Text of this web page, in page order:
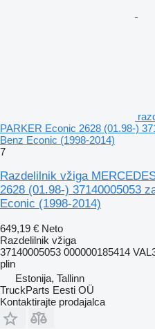
PARKER Econic 2628 (01.98-)
Benz Econic (1998-2014)
7
Razdelilnik vžiga
2628 (01.98-) 37140005053
Econic (1998-2014)
649,19 € Neto
Razdelilnik vžiga
37140005053 000000185414
plin
Estonija, Tallinn
TruckParts Eesti OÜ
Kontaktirajte prodajalca